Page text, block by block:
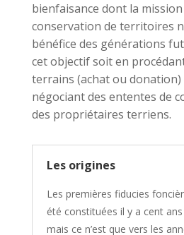
bienfaisance dont la
conservation de territoires
bénéfice des générations
cet objectif soit en
terrains (achat ou donation)
négociant des ententes de
des propriétaires terriens.
Les origines
Les premières fiducies
été constituées il y a cent
mais ce n’est que vers les